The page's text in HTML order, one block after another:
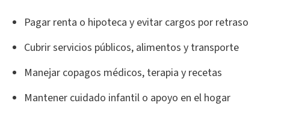
Pagar renta o hipoteca y evitar cargos por retraso
Cubrir servicios públicos, alimentos y transporte
Manejar copagos médicos, terapia y recetas
Mantener cuidado infantil o apoyo en el hogar